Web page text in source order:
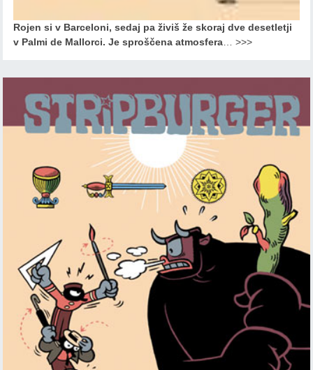
Rojen si v Barceloni, sedaj pa živiš že skoraj dve desetletji
v Palmi de Mallorci. Je sproščena atmosfera …>>>